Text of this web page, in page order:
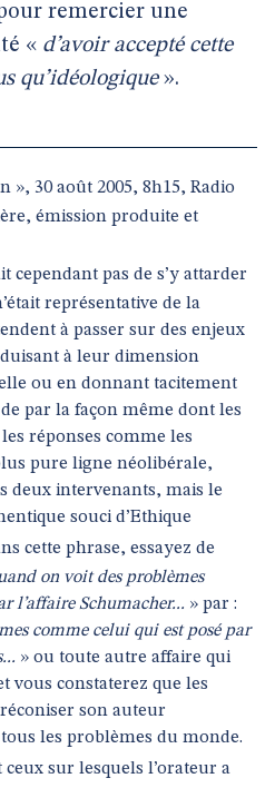
remercier une
« d’avoir accepté cette
qu’idéologique».
», 30 août 2005, 8h15, Radio
émission produite et
cependant pas de s’y attarder
représentative de la
à passer sur des enjeux
à leur dimension
ou en donnant tacitement
par la façon même dont les
réponses comme les
pure ligne néolibérale,
deux intervenants, mais le
souci d’Ethique
cette phrase, essayez de
on voit des problèmes
l’affaire Schumacher... » par :
comme celui qui est posé par
» ou toute autre affaire qui
vous constaterez que les
son auteur
les problèmes du monde.
sur lesquels l’orateur a